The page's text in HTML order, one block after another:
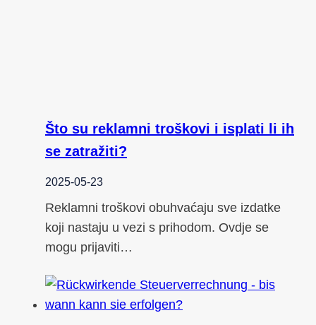
Što su reklamni troškovi i isplati li ih
se zatražiti?
2025-05-23
Reklamni troškovi obuhvaćaju sve izdatke
koji nastaju u vezi s prihodom. Ovdje se
mogu prijaviti…